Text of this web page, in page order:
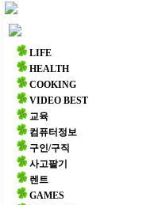
주요 메뉴
LIFE
HEALTH
COOKING
VIDEO BEST
교육
컴퓨터정보
구인/구직
사고팔기
렌트
GAMES